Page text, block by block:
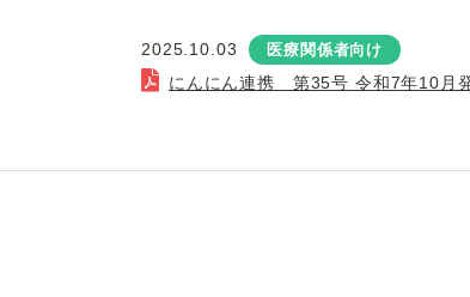
2025.10.03 医療関係者向け
にんにん連携 第35号 令和7年10月